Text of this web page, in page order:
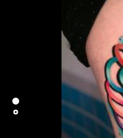
Styl tatuażu
Neo-
TATUAŻE WZORY